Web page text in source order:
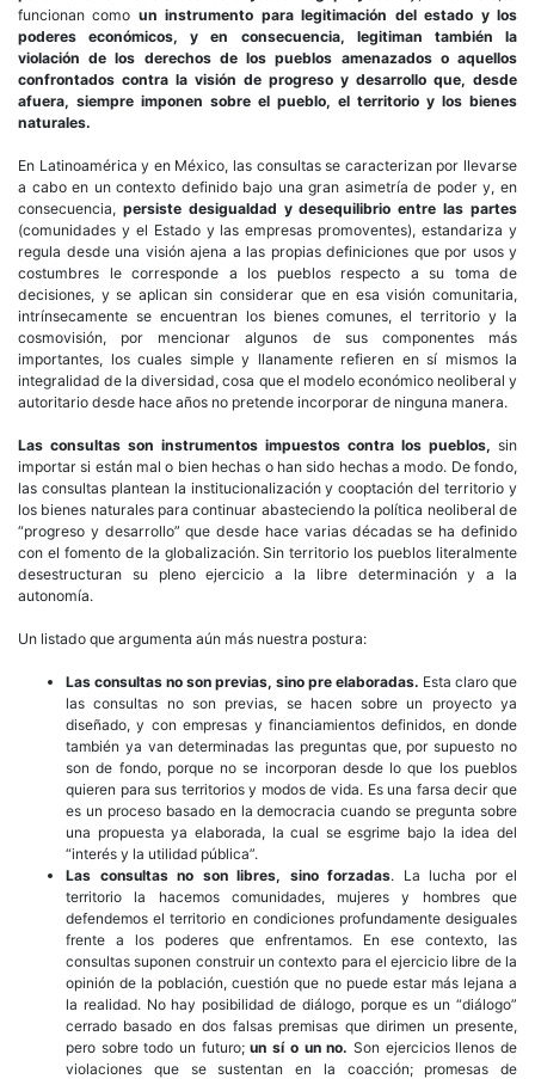
funcionan como un instrumento para legitimación del estado y los
poderes económicos, y en consecuencia, legitiman también la
violación de los derechos de los pueblos amenazados o aquellos
confrontados contra la visión de progreso y desarrollo que, desde
afuera, siempre imponen sobre el pueblo, el territorio y los bienes
naturales.
En Latinoamérica y en México, las consultas se caracterizan por llevarse
a cabo en un contexto definido bajo una gran asimetría de poder y, en
consecuencia, persiste desigualdad y desequilibrio entre las partes
(comunidades y el Estado y las empresas promoventes), estandariza y
regula desde una visión ajena a las propias definiciones que por usos y
costumbres le corresponde a los pueblos respecto a su toma de
decisiones, y se aplican sin considerar que en esa visión comunitaria,
intrínsecamente se encuentran los bienes comunes, el territorio y la
cosmovisión, por mencionar algunos de sus componentes más
importantes, los cuales simple y llanamente refieren en sí mismos la
integralidad de la diversidad, cosa que el modelo económico neoliberal y
autoritario desde hace años no pretende incorporar de ninguna manera.
Las consultas son instrumentos impuestos contra los pueblos, sin
importar si están mal o bien hechas o han sido hechas a modo. De fondo,
las consultas plantean la institucionalización y cooptación del territorio y
los bienes naturales para continuar abasteciendo la política neoliberal de
“progreso y desarrollo” que desde hace varias décadas se ha definido
con el fomento de la globalización. Sin territorio los pueblos literalmente
desestructuran su pleno ejercicio a la libre determinación y a la
autonomía.
Un listado que argumenta aún más nuestra postura:
Las consultas no son previas, sino pre elaboradas. Esta claro que
las consultas no son previas, se hacen sobre un proyecto ya
diseñado, y con empresas y financiamientos definidos, en donde
también ya van determinadas las preguntas que, por supuesto no
son de fondo, porque no se incorporan desde lo que los pueblos
quieren para sus territorios y modos de vida. Es una farsa decir que
es un proceso basado en la democracia cuando se pregunta sobre
una propuesta ya elaborada, la cual se esgrime bajo la idea del
“interés y la utilidad pública”.
Las consultas no son libres, sino forzadas. La lucha por el
territorio la hacemos comunidades, mujeres y hombres que
defendemos el territorio en condiciones profundamente desiguales
frente a los poderes que enfrentamos. En ese contexto, las
consultas suponen construir un contexto para el ejercicio libre de la
opinión de la población, cuestión que no puede estar más lejana a
la realidad. No hay posibilidad de diálogo, porque es un “diálogo”
cerrado basado en dos falsas premisas que dirimen un presente,
pero sobre todo un futuro;un sí o un no. Son ejercicios llenos de
violaciones que se sustentan en la coacción; promesas de